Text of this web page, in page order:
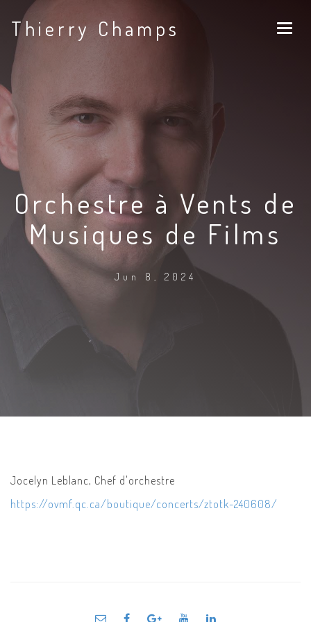
Thierry Champs
Orchestre à Vents de
Musiques de Films
Jun 8, 2024
Jocelyn Leblanc, Chef d'orchestre
https://ovmf.qc.ca/boutique/concerts/ztotk-240608/